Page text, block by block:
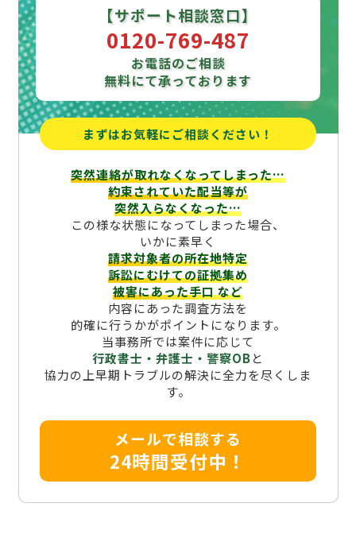
【サポート相談窓口】
0120-769-487
お電話のご相談
無料にて承っております
まずはお気軽にご相談ください！
突然連絡が取れなくなってしまった…
約束されていた配当等が
突然入らなくなった…
この様な状態になってしまった場合、
いかに素早く
請求対象者の所在地特定
訴訟にむけての証拠集め
被害にあった手口など
内容にあった調査方法を
的確に行うかがポイントになります。
当事務所では案件に応じて
行政書士・弁護士・警察OBと
協力の上早期トラブルの解決に全力を尽くしま
す。
メールで相談する
24時間受付中！